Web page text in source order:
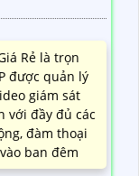
Rẻ là trọn
được quản lý
giám sát
với đầy đủ các
đàm thoại
ban đêm